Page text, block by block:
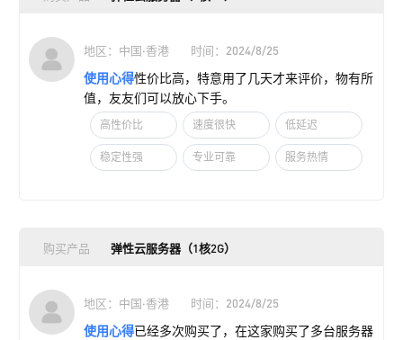
地区：中国·香港 时间：2024/8/25
使用心得性价比高，特意用了几天才来评价，物有所
值，友友们可以放心下手。
高性价比 速度很快 低延迟
稳定性强 专业可靠 服务热情
购买产品 弹性云服务器（1核2G）
地区：中国·香港 时间：2024/8/25
使用心得已经多次购买了，在这家购买了多台服务器